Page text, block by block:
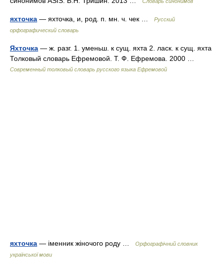
яхточка — яхточка, и, род. п. мн. ч. чек …
Русский
орфографический словарь
Яхточка — ж. разг. 1. уменьш. к сущ. яхта 2. ласк. к сущ. яхта
Толковый словарь Ефремовой. Т. Ф. Ефремова. 2000 …
Современный толковый словарь русского языка Ефремовой
яхточка — іменник жіночого роду …
Орфографічний словник
української мови